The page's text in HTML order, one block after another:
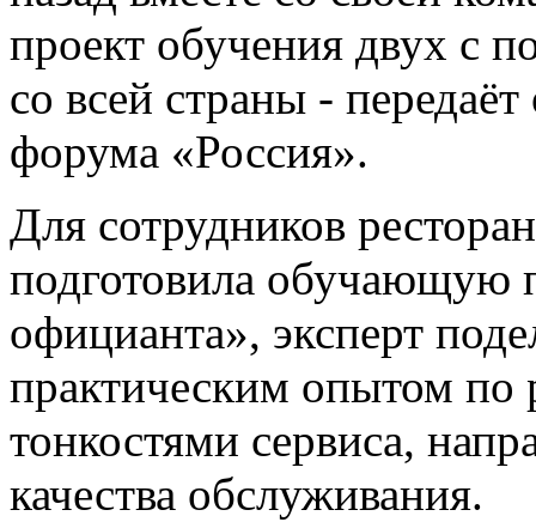
проект обучения двух с
со всей страны -
форума «Россия».
Для сотрудников
подготовила обучающую
официанта», эксперт
практическим опытом по
тонкостями сервиса,
качества обслуживания.